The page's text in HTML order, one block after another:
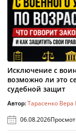
Исключение с
возможно ли это
судебной защит
Автор:Тарасенко
06.08.2026